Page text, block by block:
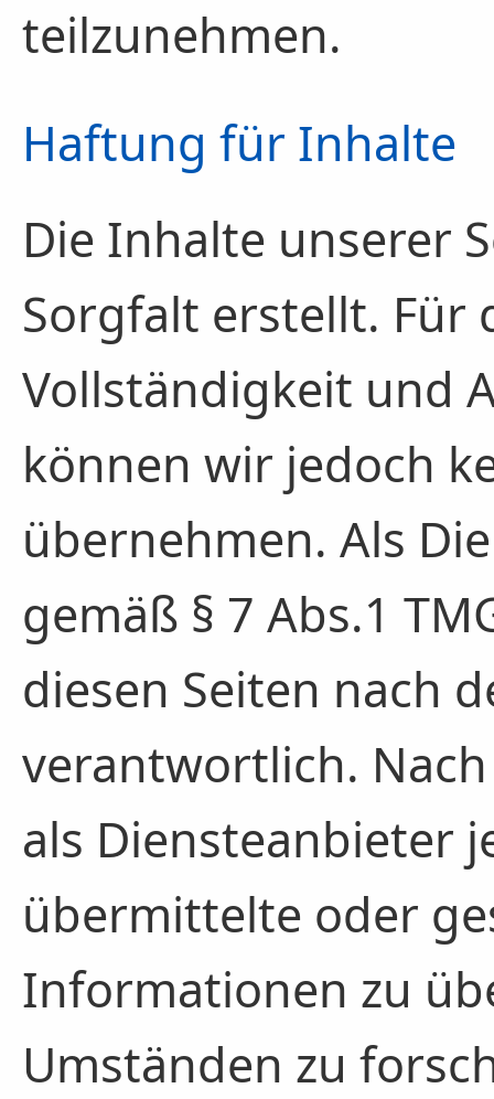
teilzunehmen.
Haftung für Inhalte
Die Inhalte unserer
Sorgfalt erstellt. Für
Vollständigkeit und
können wir jedoch
übernehmen. Als
gemäß § 7 Abs.1
diesen Seiten nach
verantwortlich.
als Diensteanbieter
übermittelte oder
Informationen zu
Umständen zu